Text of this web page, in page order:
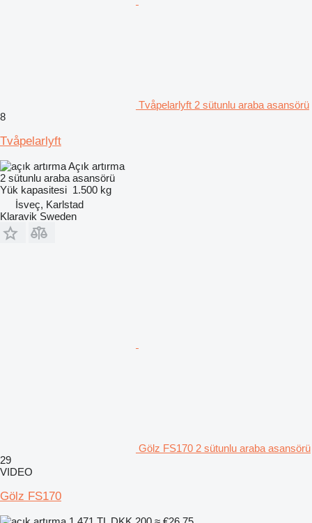
Tvåpelarlyft 2 sütunlu araba asansörü
8
Tvåpelarlyft
Açık artırma
2 sütunlu araba asansörü
Yük kapasitesi 1.500 kg
İsveç, Karlstad
Klaravik Sweden
Gölz FS170 2 sütunlu araba asansörü
29
VIDEO
Gölz FS170